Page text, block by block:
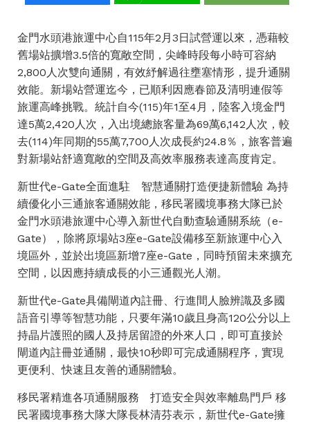
金門水頭港旅運中心自115年2月3日試營運以來，憑藉較
舊場站擴增3.5倍的寬敞空間，尖峰時段每小時可容納
2,800人次雙向通關，有效紓解過往壅塞情形，提升通關
效能。新場站營運迄今，已順利因應春節及清明連假等
旅運高峰挑戰。統計自今(115)年1至4月，陸客入境金門
達5萬2,420人次，入出境總旅客量為69萬6,142人次，較
去(114)年同期的55萬7,700人次成長約24.8％，旅客普遍
對新場站舒適寬敞的空間及高效率服務表達高度肯定。
新世代e-Gate全面進駐 智慧通關打造便捷新體驗 為持
續優化小三通旅客通關效能，移民署國境事務大隊已於
金門水頭港旅運中心導入新世代自動查驗通關系統（e-
Gate），除將原場站3座e-Gate設備移至新旅運中心入
境區外，並於出境區新增7座e-Gate，同時預留未來擴充
空間，以因應持續成長的小三通觀光人潮。
新世代e-Gate具備閘道內註冊、行進間人臉辨識及多國
語音引導等智慧功能，只要年滿10歲且身高120公分以上
持晶片護照的國人及持居留證的外來人口，即可直接於
閘道內註冊並通關，最快10秒即可完成通關程序，實現
更便利、快速且友善的通關體驗。
移民署精進各項通關服務 打造安全與效率離島門戶 移
民署國境事務大隊大隊長林清芬表示，新世代e-Gate擁